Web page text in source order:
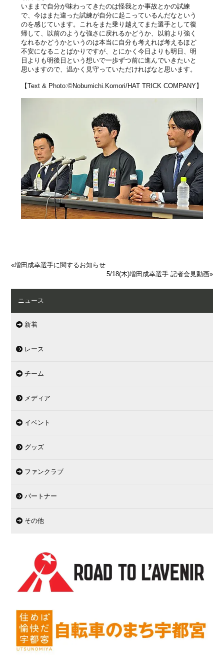
いままで自分が味わってきたのは怪我とか事故とかの試練
で、今はまた違った試練が自分に起こっているんだなという
のを感じています。これをまた乗り越えてまた選手として復
帰して、以前のような強さに戻れるかどうか、以前より強く
なれるかどうかというのは本当に自分も考えれば考えるほど
不安になることばかりですが、とにかく今日よりも明日、明
日よりも明後日という想いで一歩ずつ前に進んでいきたいと
思いますので、温かく見守っていただければなと思います。
【Text & Photo:©Nobumichi.Komori/HAT TRICK COMPANY】
«増田成幸選手に関するお知らせ
5/18(木)増田成幸選手 記者会見動画»
ニュース
新着
レース
チーム
メディア
イベント
グッズ
ファンクラブ
パートナー
その他